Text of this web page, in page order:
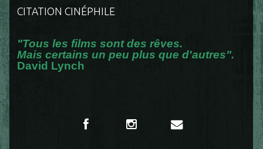
CITATION CINÉPHILE
"Tous les films sont des rêves.
Mais certains un peu plus que d'autres".
David Lynch